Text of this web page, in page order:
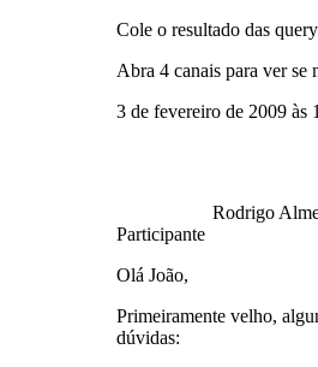
Cole o resultado das
Abra 4 canais para ver se
3 de fevereiro de 2009 às
Rodrigo
Participante
Olá João,
Primeiramente velho,
dúvidas: